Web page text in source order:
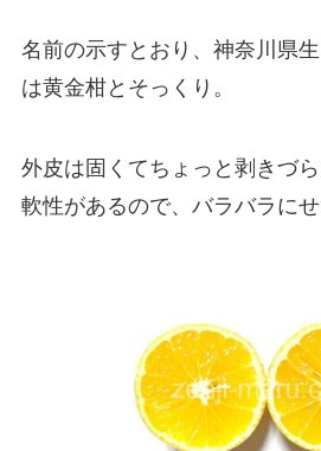
名前の示すとおり、神奈川県
は黄金柑とそっくり。
外皮は固くてちょっと剥きづ
軟性があるので、バラバラにせ